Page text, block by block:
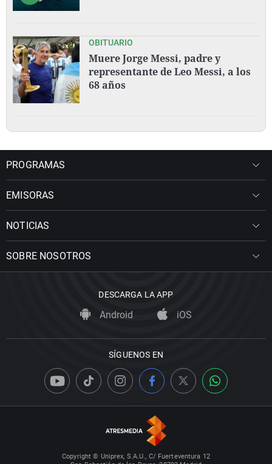
OBITUARIO
Muere Jorge Messi, padre y
representante de Leo Messi, a los
68 años
PROGRAMAS
EMISORAS
NOTICIAS
SOBRE NOSOTROS
DESCARGA LA APP
Android iOS
SÍGUENOS EN
Copyright © Uniprex, S.A.U., C/ Fuerteventura 12